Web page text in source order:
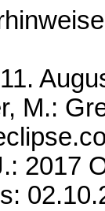
M.:
2017